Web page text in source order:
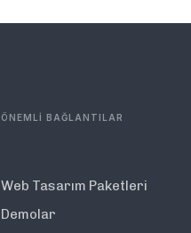
ÖNEMLİ BAĞLANTILAR
Web Tasarım Paketleri
Demolar